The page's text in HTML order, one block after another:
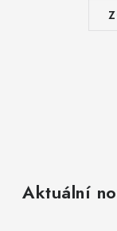
Aktuální